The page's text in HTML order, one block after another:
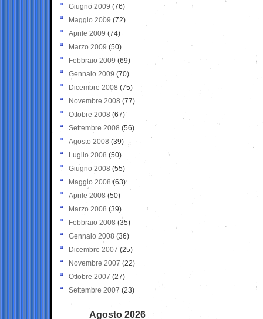
Giugno 2009 (76)
Maggio 2009 (72)
Aprile 2009 (74)
Marzo 2009 (50)
Febbraio 2009 (69)
Gennaio 2009 (70)
Dicembre 2008 (75)
Novembre 2008 (77)
Ottobre 2008 (67)
Settembre 2008 (56)
Agosto 2008 (39)
Luglio 2008 (50)
Giugno 2008 (55)
Maggio 2008(63)
Aprile 2008 (50)
Marzo 2008 (39)
Febbraio 2008 (35)
Gennaio 2008 (36)
Dicembre 2007 (25)
Novembre 2007 (22)
Ottobre 2007 (27)
Settembre 2007 (23)
Agosto 2026